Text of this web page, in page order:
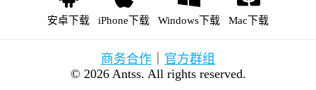
安卓下载 iPhone下载 Windows下载 Mac下载
© 2026 Antss. All rights reserved.
商务合作 官方群组